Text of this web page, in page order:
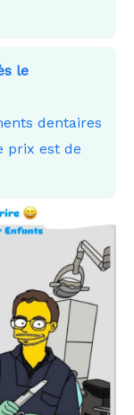
le
dentaires
prix est de